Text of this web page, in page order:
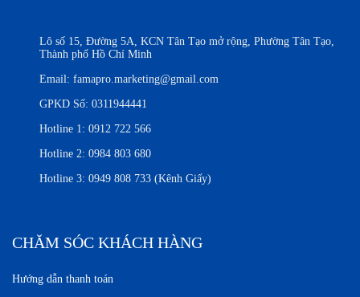
Lô số 15, Đường 5A, KCN Tân Tạo mở rộng, Phường Tân Tạo,
Thành phố Hồ Chí Minh
Email: famapro.marketing@gmail.com
GPKD Số: 0311944441
Hotline 1: 0912 722 566
Hotline 2: 0984 803 680
Hotline 3: 0949 808 733 (Kênh Giấy)
CHĂM SÓC KHÁCH HÀNG
Hướng dẫn thanh toán